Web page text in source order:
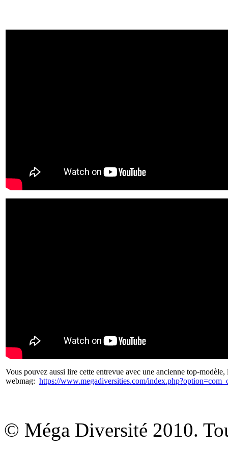
Vous pouvez aussi lire cette entrevue avec une ancienne top-
webmag: https://www.megadiversities.com/
© Méga Diversité 2010.